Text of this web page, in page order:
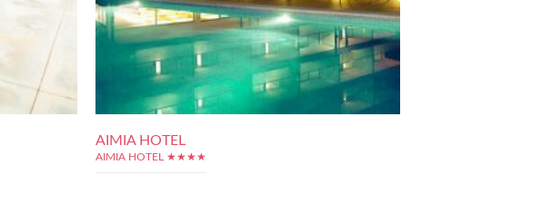
AIMIA HOTEL
AIMIA HOTEL ★★★★